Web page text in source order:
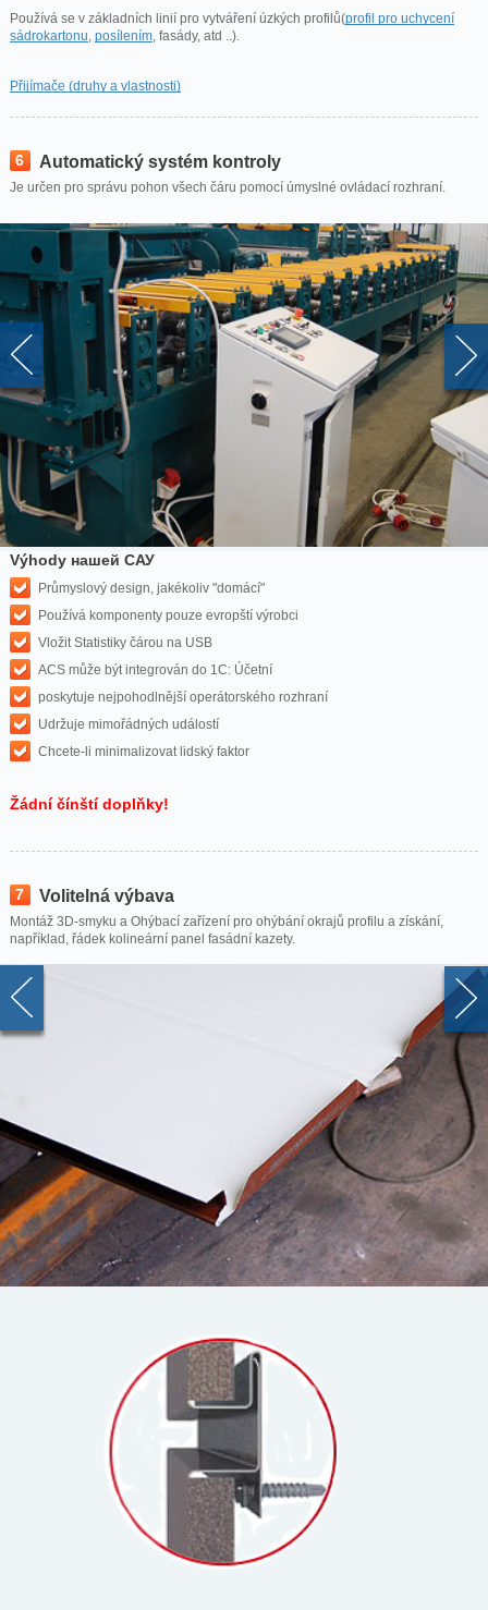
Používá se v základních linií pro vytváření úzkých profilů(profil pro uchycení
sádrokartonu, posílením, fasády, atd ..).
Přijímače (druhy a vlastnosti)
6 Automatický systém kontroly
Je určen pro správu pohon všech čáru pomocí úmyslné ovládací rozhraní.
Výhody нашей САУ
Průmyslový design, jakékoliv "domácí"
Používá komponenty pouze evropští výrobci
Vložit Statistiky čárou na USB
ACS může být integrován do 1C: Účetní
poskytuje nejpohodlnější operátorského rozhraní
Udržuje mimořádných událostí
Chcete-li minimalizovat lidský faktor
Žádní čínští doplňky!
7 Volitelná výbava
Montáž 3D-smyku a Ohýbací zařízení pro ohýbání okrajů profilu a získání,
například, řádek kolineární panel fasádní kazety.